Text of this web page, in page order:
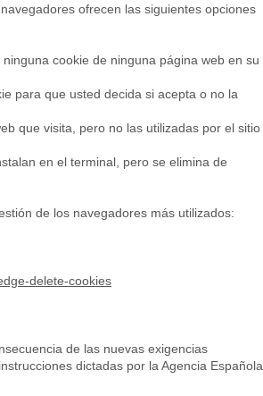
ofrecen las siguientes opciones
cookie de ninguna página web en su
para que usted decida si acepta o no la
que visita, pero no las utilizadas por el sitio
en el terminal, pero se elimina de
de los navegadores más utilizados:
delete-cookies
de las nuevas exigencias
dictadas por la Agencia Española